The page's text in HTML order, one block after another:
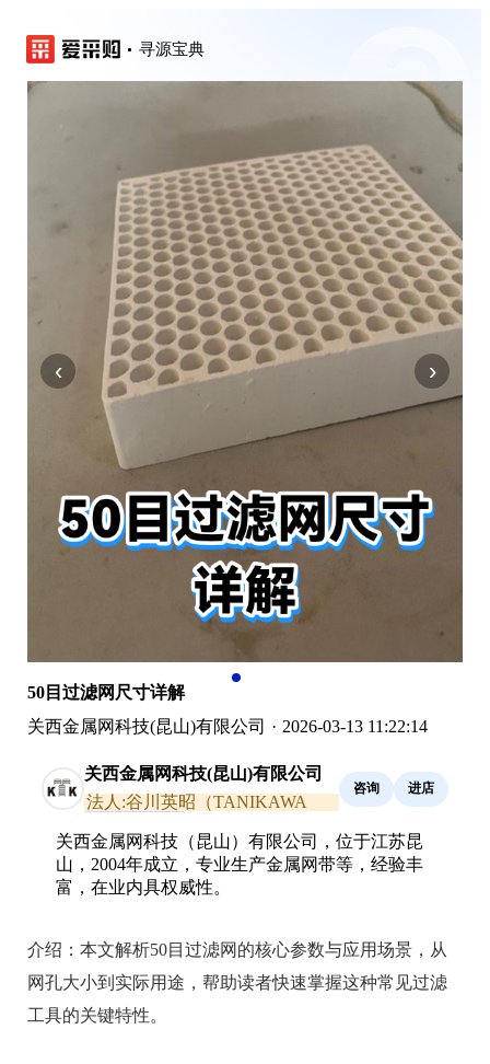
寻源宝典
‹ ›
50目过滤网尺寸详解
关西金属网科技(昆山)有限公司 · 2026-03-13 11:22:14
关西金属网科技(昆山)有限公司
法人:谷川英昭（TANIKAWA
咨询 进店
关西金属网科技（昆山）有限公司，位于江苏昆
山，2004年成立，专业生产金属网带等，经验丰
富，在业内具权威性。
介绍： 本文解析50目过滤网的核心参数与应用场景，从
网孔大小到实际用途，帮助读者快速掌握这种常见过滤
工具的关键特性。